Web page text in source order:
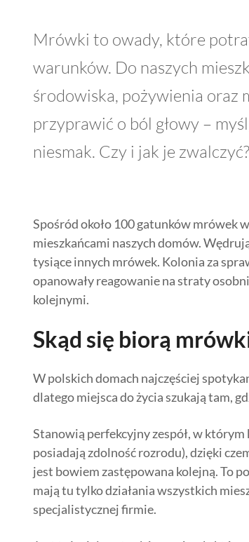
Mrówki to owady, które
warunków. Do naszych
środowiska, pożywienia oraz
przyprawić o ból głowy –
niesmak. Czy i jak je zwalczyć?
Spośród około 100 gatunków mrówek
mieszkańcami naszych domów.
tysiące innych mrówek. Kolonia za
opanowały reagowanie na straty
kolejnymi.
Skąd się biorą
W polskich domach najczęściej
dlatego miejsca do życia szukają tam,
Stanowią perfekcyjny zespół, w
posiadają zdolność rozrodu), dzięki
jest bowiem zastępowana kolejną. To
mają tu tylko działania wszystkich
specjalistycznej firmie.